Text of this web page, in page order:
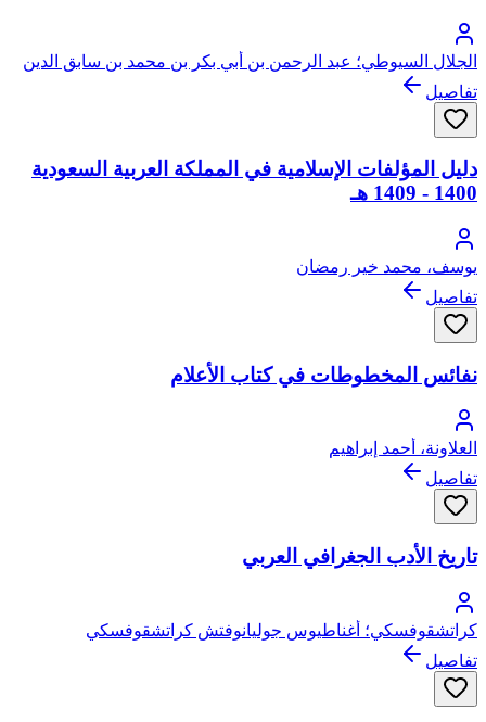
الجلال السيوطي؛ عبد الرحمن بن أبي بكر بن محمد بن سابق الدين
الخضيري السيوطي، جلال الدين
تفاصيل
دليل المؤلفات الإسلامية في المملكة العربية السعودية
1400 - 1409 هـ
يوسف، محمد خير رمضان
تفاصيل
نفائس المخطوطات في كتاب الأعلام
العلاونة، أحمد إبراهيم
تفاصيل
تاريخ الأدب الجغرافي العربي
كراتشقوفسكي؛ أغناطيوس جوليانوفتش كراتشقوفسكي
تفاصيل